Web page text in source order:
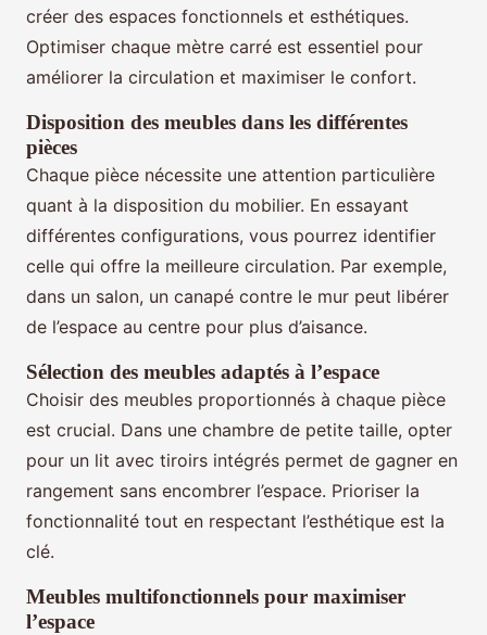
créer des espaces fonctionnels et esthétiques.
Optimiser chaque mètre carré est essentiel pour
améliorer la circulation et maximiser le confort.
Disposition des meubles dans les différentes
pièces
Chaque pièce nécessite une attention particulière
quant à la disposition du mobilier. En essayant
différentes configurations, vous pourrez identifier
celle qui offre la meilleure circulation. Par exemple,
dans un salon, un canapé contre le mur peut libérer
de l’espace au centre pour plus d’aisance.
Sélection des meubles adaptés à l’espace
Choisir des meubles proportionnés à chaque pièce
est crucial. Dans une chambre de petite taille, opter
pour un lit avec tiroirs intégrés permet de gagner en
rangement sans encombrer l’espace. Prioriser la
fonctionnalité tout en respectant l’esthétique est la
clé.
Meubles multifonctionnels pour maximiser
l’espace